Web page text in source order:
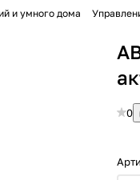
и умного дома
0